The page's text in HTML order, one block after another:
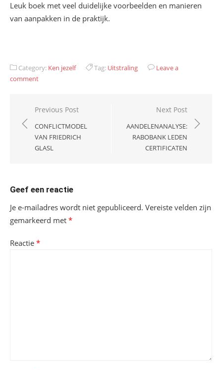
Leuk boek met veel duidelijke voorbeelden en manieren
van aanpakken in de praktijk.
Category: Ken jezelf Tag: Uitstraling
Leave a
comment
Bericht
navigatie
Previous Post
CONFLICTMODEL
VAN FRIEDRICH
GLASL
Next Post
AANDELENANALYSE:
RABOBANK LEDEN
CERTIFICATEN
Geef een reactie
Je e-mailadres wordt niet gepubliceerd. Vereiste velden zijn
gemarkeerd met *
Reactie *